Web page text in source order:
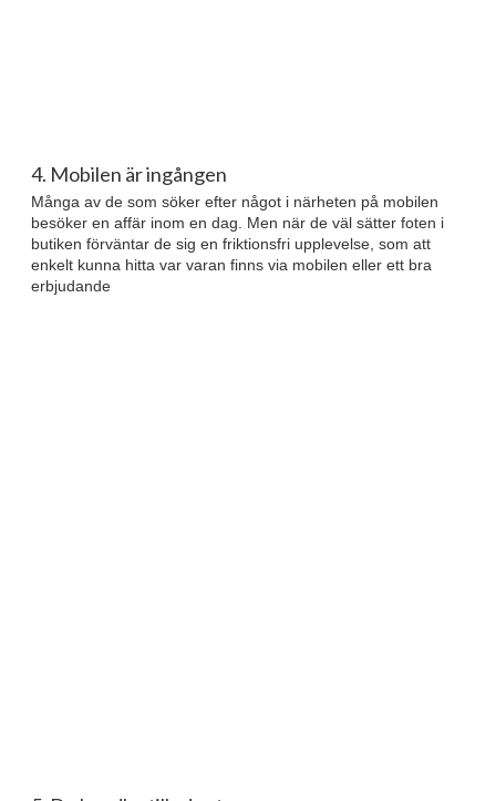
4. Mobilen är ingången
Många av de som söker efter något i närheten på mobilen
besöker en affär inom en dag. Men när de väl sätter foten i
butiken förväntar de sig en friktionsfri upplevelse, som att
enkelt kunna hitta var varan finns via mobilen eller ett bra
erbjudande